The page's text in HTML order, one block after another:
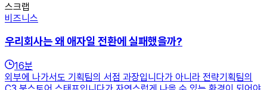
스크랩
비즈니스
우리회사는 왜 애자일 전환에 실패했을까?
16분
외부에 나가서도 기획팀의 서점 과장입니다가 아니라 전략기획팀의